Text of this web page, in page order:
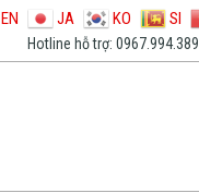
EN JA KO SI
Hotline hỗ trợ: 0967.994.389